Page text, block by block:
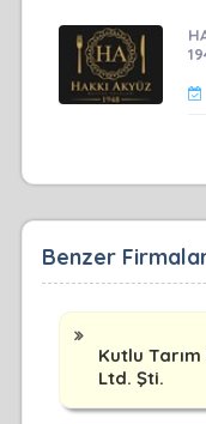
Benzer
Kutlu
Ltd. Şti.